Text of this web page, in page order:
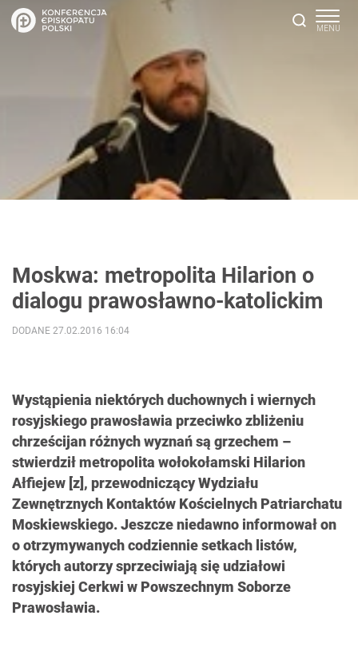
Moskwa: metropolita Hilarion o
dialogu prawosławno-katolickim
Wystąpienia niektórych duchownych i wiernych
rosyjskiego prawosławia przeciwko zbliżeniu
chrześcijan różnych wyznań są grzechem –
stwierdził metropolita wołokołamski Hilarion
Ałfiejew [z], przewodniczący Wydziału
Zewnętrznych Kontaktów Kościelnych Patriarchatu
Moskiewskiego. Jeszcze niedawno informował on
o otrzymywanych codziennie setkach listów,
których autorzy sprzeciwiają się udziałowi
rosyjskiej Cerkwi w Powszechnym Soborze
Prawosławia.
DODANE 27.02.2016 16:04